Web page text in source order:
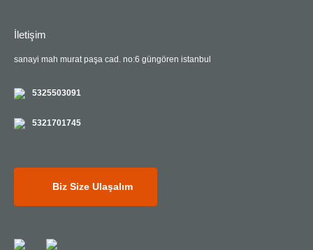
İletişim
sanayi mah murat paşa cad. no:6 güngören istanbul
5325503091
5321701745
Biz Size Ulaşalım